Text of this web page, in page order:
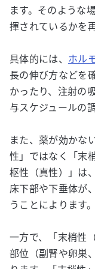
ます。そのような
揮されているかを
具体的には、 ホル
長の伸び方などを
かったり、注射の
与スケジュールの
また、薬が効かな
性」ではなく「末
枢性（真性）」は
床下部や下垂体が
うことによります。
一方で、「末梢性
部位（副腎や卵巣